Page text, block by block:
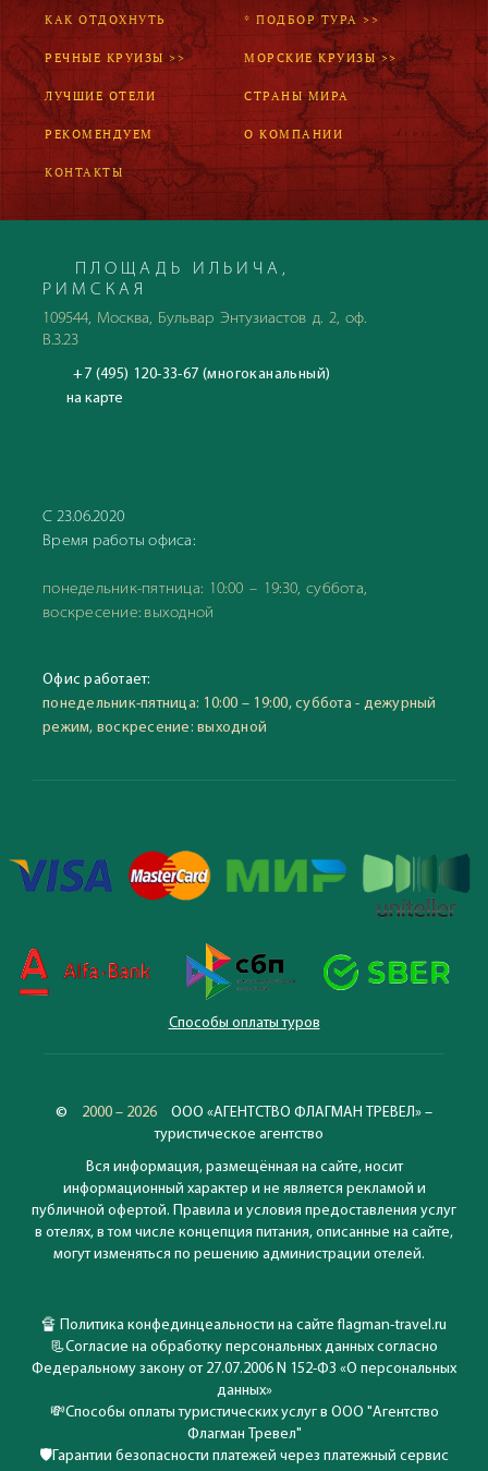
КАК ОТДОХНУТЬ * ПОДБОР ТУРА >>
РЕЧНЫЕ КРУИЗЫ >> МОРСКИЕ КРУИЗЫ >>
ЛУЧШИЕ ОТЕЛИ СТРАНЫ МИРА
РЕКОМЕНДУЕМ О КОМПАНИИ
КОНТАКТЫ
ПЛОЩАДЬ ИЛЬИЧА,
РИМСКАЯ
109544, Москва, Бульвар Энтузиастов д. 2, оф.
В.3.23
+7 (495) 120-33-67 (многоканальный)
на карте
С 23.06.2020
Время работы офиса:
понедельник-пятница: 10:00 – 19:30, суббота,
воскресение: выходной
Офис работает:
понедельник-пятница: 10:00 – 19:00, суббота - дежурный
режим, воскресение: выходной
Способы оплаты туров
© 2000 – 2026
ООО «АГЕНТСТВО ФЛАГМАН ТРЕВЕЛ» –
туристическое агентство
Вся информация, размещённая на сайте, носит
информационный характер и не является рекламой и
публичной офертой. Правила и условия предоставления услуг
в отелях, в том числе концепция питания, описанные на сайте,
могут изменяться по решению администрации отелей.
🔏 Политика конфединцеальности на сайте flagman-travel.ru
📃Согласие на обработку персональных данных согласно
Федеральному закону от 27.07.2006 N 152-ФЗ «О персональных
данных»
💸Способы оплаты туристических услуг в ООО "Агентство
Флагман Тревел"
🛡️Гарантии безопасности платежей через платежный сервис